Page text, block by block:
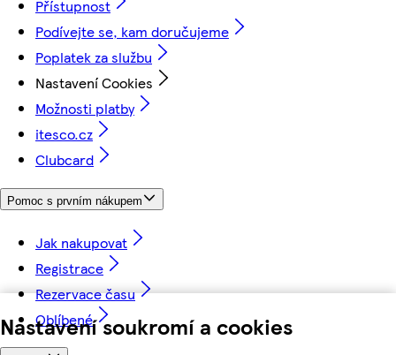
Nastavení soukromí a cookies
Přístupnost
Podívejte se, kam doručujeme
Poplatek za službu
Nastavení Cookies
Možnosti platby
itesco.cz
Clubcard
Pomoc s prvním nákupem
Jak nakupovat
Registrace
Rezervace času
Oblíbené